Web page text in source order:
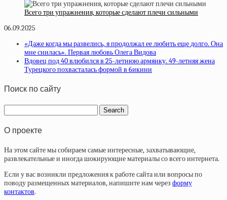
Всего три упражнения, которые сделают плечи сильными
06.09.2025
«Даже когда мы развелись, я продолжал ее любить еще долго. Она
мне снилась». Первая любовь Олега Видова
Вдовец под 40 влюбился в 25-летнюю армянку. 49-летняя жена
Турецкого похвасталась формой в 6икини
Поиск по сайту
О проекте
На этом сайте мы собираем самые интересные, захватывающие,
развлекательные и иногда шокирующие материалы со всего интернета.
Если у вас возникли предложения к работе сайта или вопросы по
поводу размещенных материалов, напишите нам через форму
контактов.